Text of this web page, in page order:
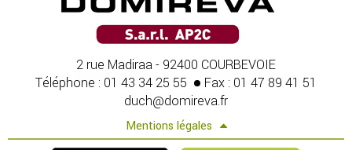
2 rue Madiraa - 92400 COURBEVOIE
Téléphone : 01 43 34 25 55
Fax : 01 47 89 41 51
duch@domireva.fr
Mentions légales